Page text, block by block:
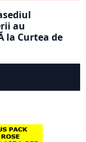
au
la Curtea de